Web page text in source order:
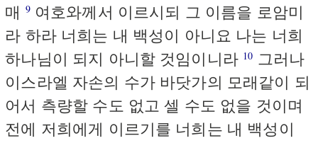
매 9여호와께서 이르시되 그 이름을 로암미
라 하라 너희는 내 백성이 아니요 나는 너희
하나님이 되지 아니할 것임이니라 10 그러나
이스라엘 자손의 수가 바닷가의 모래같이 되
어서 측량할 수도 없고 셀 수도 없을 것이며
전에 저희에게 이르기를 너희는 내 백성이